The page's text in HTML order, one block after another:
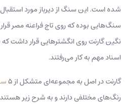
شده است. این سنگ از دیرباز مورد
سنگ‌هایی بوده که روی تاج فراعنه مصر
نگین‌ گارنت روی انگشترهایی قرار داشت
اسناد مهم به کار می‌رفتند.
گارنت در اصل به مجموعه‌ای متشکل از ۵
رنگ‌های مختلفی دارند و به شرح زیر